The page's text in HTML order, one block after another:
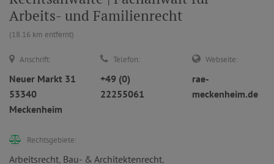
Arbeits- und Familienrecht
(18.16 km entfernt)
Anschrift:
Neuer Markt 31
53340
Meckenheim
Telefon:
+49 (0)
22255061
Webseite:
rae-
meckenheim.de
Rechtsgebiete:
Arbeitsrecht, Bau- & Architektenrecht,